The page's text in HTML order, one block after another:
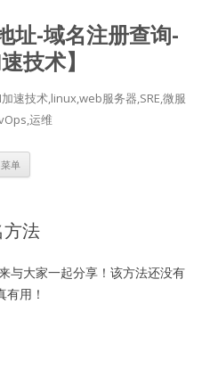
址-域名注册查询-
技术】
速技术,linux,web服务器,SRE,微服
运维
菜单
法
与大家一起分享！该方法还没有
有用！